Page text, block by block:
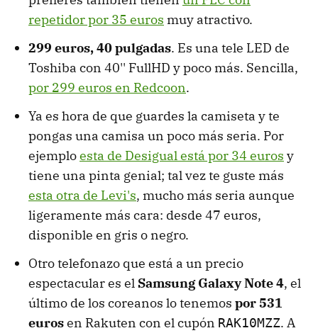
repetidor por 35 euros muy atractivo.
299 euros, 40 pulgadas. Es una tele LED de
Toshiba con 40'' FullHD y poco más. Sencilla,
por 299 euros en Redcoon.
Ya es hora de que guardes la camiseta y te
pongas una camisa un poco más seria. Por
ejemploesta de Desigual está por 34 euros y
tiene una pinta genial; tal vez te guste más
esta otra de Levi's, mucho más seria aunque
ligeramente más cara: desde 47 euros,
disponible en gris o negro.
Otro telefonazo que está a un precio
espectacular es el Samsung Galaxy Note 4, el
último de los coreanos lo tenemos por 531
eurosen Rakuten con el cupón RAK10MZZ. A